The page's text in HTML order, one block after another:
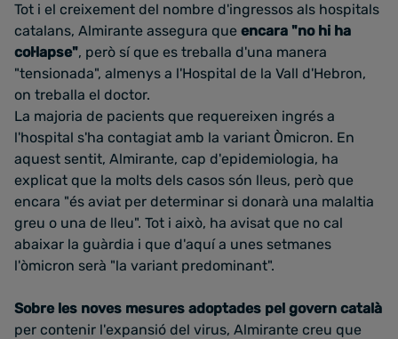
Tot i el creixement del nombre d'ingressos als hospitals
catalans, Almirante assegura que encara "no hi ha
col·lapse", però sí que es treballa d'una manera
"tensionada", almenys a l'Hospital de la Vall d'Hebron,
on treballa el doctor.
La majoria de pacients que requereixen ingrés a
l'hospital s'ha contagiat amb la variant Òmicron. En
aquest sentit, Almirante, cap d'epidemiologia, ha
explicat que la molts dels casos són lleus, però que
encara "és aviat per determinar si donarà una malaltia
greu o una de lleu". Tot i això, ha avisat que no cal
abaixar la guàrdia i que d'aquí a unes setmanes
l'òmicron serà "la variant predominant".
Sobre les noves mesures adoptades pel govern català
per contenir l'expansió del virus, Almirante creu que